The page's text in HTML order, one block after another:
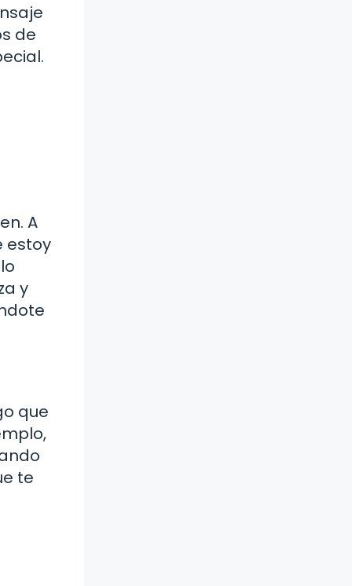
de
A
estoy
y
que
te